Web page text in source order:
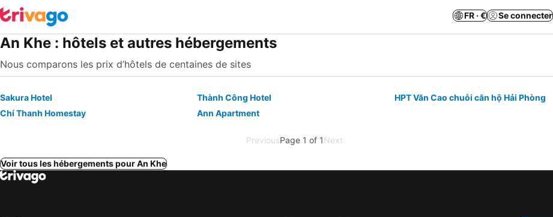
FR · € Se connecter
An Khe : hôtels et autres hébergements
Nous comparons les prix d’hôtels de centaines de sites
Sakura Hotel Thành Công Hotel
HPT Văn Cao chuỗi căn hộ Hải Phòng
Chí Thanh Homestay
Ann Apartment
PreviousPage 1 of 1Next
Voir tous les hébergements pour An Khe